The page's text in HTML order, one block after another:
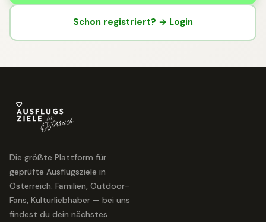
Schon registriert? → Login
Die größte Plattform für
geprüfte Ausflugsziele in
Österreich. Familien, Outdoor-
Fans, Kulturliebhaber — bei uns
findest du dein nächstes